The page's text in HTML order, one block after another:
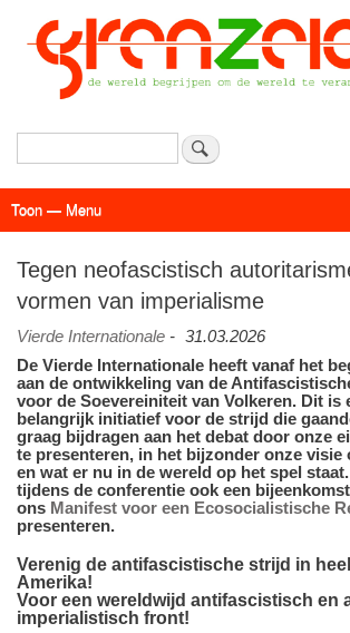
Overslaan
en
naar
de
Zoeken
Menu
Toon — Menu
Tegen neofascistisch
vormen van imperialisme
Vierde Internationale - 31.03.2026
De Vierde Internationale heeft vanaf het
aan de ontwikkeling van de
voor de Soevereiniteit van Volkeren. Dit is
belangrijk initiatief voor de strijd die
graag bijdragen aan het debat door onze
te presenteren, in het bijzonder onze visie
en wat er nu in de wereld op het spel staat.
tijdens de conferentie ook een
ons Manifest voor een Ecosocialistische
presenteren.
Verenig de antifascistische strijd in
Amerika!
Voor een wereldwijd antifascistisch en
imperialistisch front!